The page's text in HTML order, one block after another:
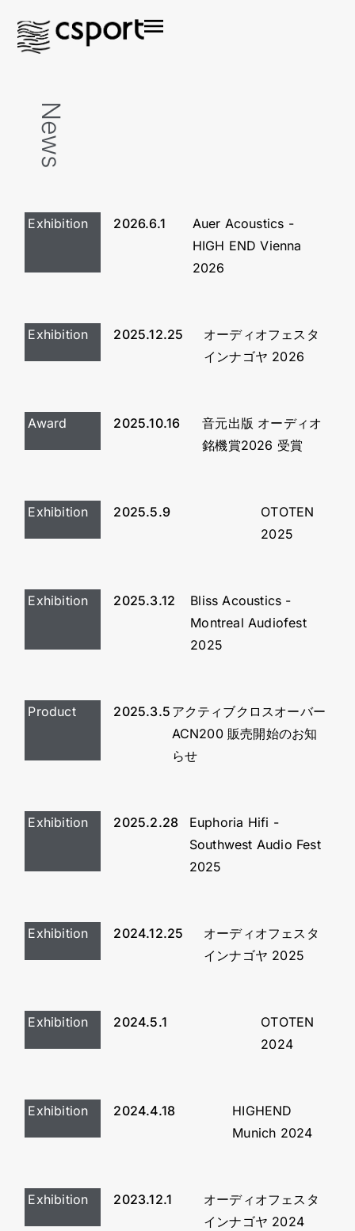
News
Exhibition 2026.6.1
Auer Acoustics -
HIGH END Vienna
2026
Exhibition 2025.12.25
オーディオフェスタ
インナゴヤ 2026
Award 2025.10.16
音元出版 オーディオ
銘機賞2026 受賞
Exhibition 2025.5.9
OTOTEN
2025
Exhibition 2025.3.12
Bliss Acoustics -
Montreal Audiofest
2025
Product 2025.3.5 アクティブクロスオーバー
ACN200 販売開始のお知
らせ
Exhibition 2025.2.28
Euphoria Hifi -
Southwest Audio Fest
2025
Exhibition 2024.12.25
オーディオフェスタ
インナゴヤ 2025
Exhibition 2024.5.1
OTOTEN
2024
Exhibition 2024.4.18
HIGHEND
Munich 2024
Exhibition 2023.12.1
オーディオフェスタ
インナゴヤ 2024